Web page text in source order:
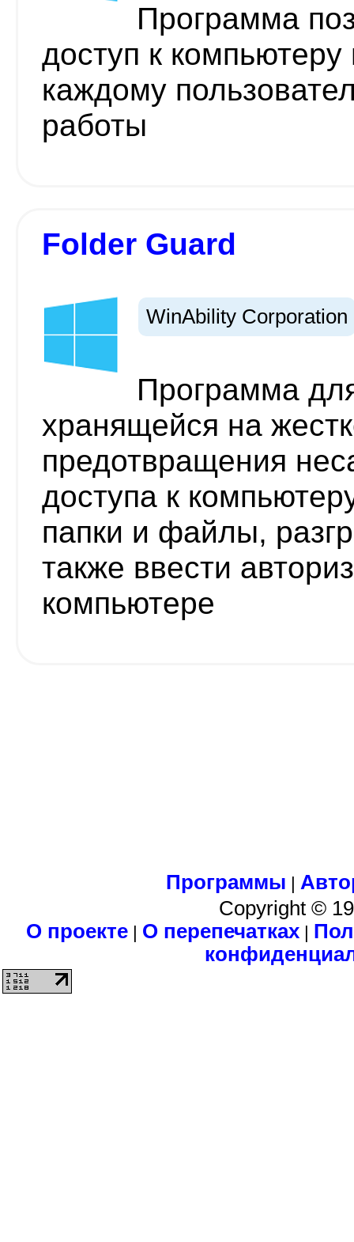
Программа
доступ к
каждому
работы
Folder Guard
WinAbility Corporation
Программа
хранящейся на
предотвращения
доступа к
папки и файлы,
также ввести
компьютере
Программы |
Copyright ©
О проекте| О перепечатках|